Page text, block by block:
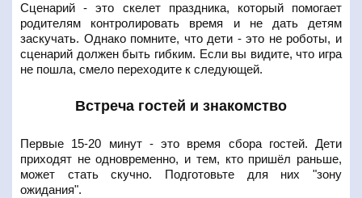
Сценарий - это скелет праздника, который помогает
родителям контролировать время и не дать детям
заскучать. Однако помните, что дети - это не роботы, и
сценарий должен быть гибким. Если вы видите, что игра
не пошла, смело переходите к следующей.
Встреча гостей и знакомство
Первые 15-20 минут - это время сбора гостей. Дети
приходят не одновременно, и тем, кто пришёл раньше,
может стать скучно. Подготовьте для них "зону
ожидания".